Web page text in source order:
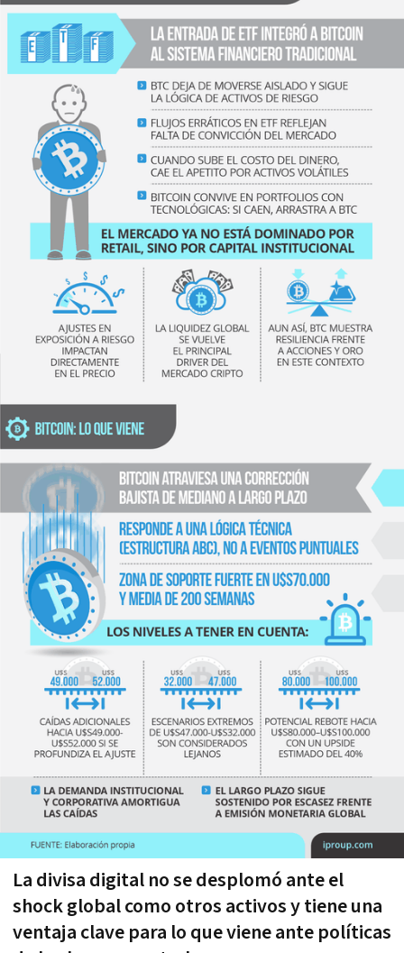
La divisa digital no se desplomó ante el
shock global como otros activos y tiene una
ventaja clave para lo que viene ante políticas